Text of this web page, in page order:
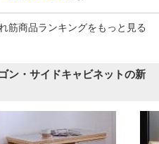
筋商品ランキングをもっと見る
ン・サイドキャビネットの新